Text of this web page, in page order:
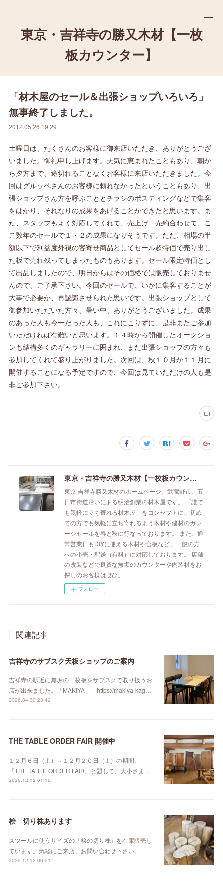
東京・吉祥寺の勝又木材【一枚
板カウンター】
「材木屋のセール＆出張ショップいろいろ」
無事終了しました。
2012.05.26 19:29
土曜日は、たくさんのお客様に御来店いただき、ありがとうござ
いました。御礼申し上げます。天気に恵まれたこともあり、朝か
ら夕方まで、途切れることなくお客様に来店いただきました。今
回はグルッペさんのお客様に頼れなかったということもあり、出
張ショップさん方を呼ぶこととチラシのポスティングなどで集客
をはかり、それなりの成果をあげることができたと思います。ま
た、スタッフもよく対応してくれて、売上げ・売約合わせて、こ
こ数年のセールで１・２の成果になりそうです。ただ、相場の半
額以下で利益度外視の客寄せ商品としてセール超特価で売り出し
た板で売れ残ってしまったものもあります。セール限定特価とし
て出品しましたので、明日からはその価格では販売しておりませ
んので、ご了承下さい。今回のセールで、いかに集客することが
大事で必要か、再認識させられた思いです。出張ショップとして
御参加いただいた方々、暑い中、ありがとうございました。成果
のあった人も今一だった人も、これにこりずに、是非またご参加
いただければ有難いと思います。１４時から開催したオークショ
ンも結構多くのギャラリーに囲まれ、また出張ショップの方々も
参加してくれて盛り上がりました。次回は、秋１０月か１１月に
開催することになる予定ですので、今回は見ていただけの人も是
非ご参加下さい。
東京・吉祥寺の勝又木材【一枚板カウンター】
東京 吉祥寺勝又木材のホームページ。武蔵野市、五
日市街道沿いにある明治創業の材木屋です。 「誰で
も気軽に立ち寄れる材木屋」をコンセプトに、初め
ての方でも気軽に立ち寄れるよう木材や建材のガレ
ージセールを春と秋に行なっております。 また、通
常営業日もDIYに使える木材や合板など、一般の方
への小売・配送（有料）に対応しております。 店舗
の改装などで良質な無垢のカウンターや内装材をお
探しのお客様はぜひ。
フォロー
関連記事
吉祥寺のサブスク天板ショップのご案内
吉祥寺の駅近に無垢の一枚板をサブスクで取り扱うお
店が出来ました。「MAKIYA」 https://makiya-kag…
2026.04.30 23:42
THE TABLE ORDER FAIR 開催中
１２月６日（土）～１２月２０日（土）の期間、
「THE TABLE ORDER FAIR」と題して、大小さま…
2025.12.12 01:15
桧 切り株あります
スツールに使うサイズの「桧の切り株」を在庫販売し
ています。気軽にご来店、お問い合わせ下さい。
2025.12.12 00:51